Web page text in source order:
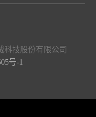
科技股份有限公司
号-1